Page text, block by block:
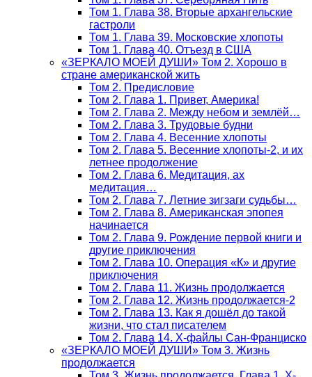
Том 1. Глава 38. Вторые архангельские
гастроли
Том 1. Глава 39. Московские хлопоты
Том 1. Глава 40. Отъезд в США
«ЗЕРКАЛО МОЕЙ ДУШИ» Том 2. Хорошо в
стране американской жить
Том 2. Предисловие
Том 2. Глава 1. Привет, Америка!
Том 2. Глава 2. Между небом и землёй…
Том 2. Глава 3. Трудовые будни
Том 2. Глава 4. Весенние хлопоты
Том 2. Глава 5. Весенние хлопоты-2, и их
летнее продолжение
Том 2. Глава 6. Медитация, ах
медитация…
Том 2. Глава 7. Летние зигзаги судьбы…
Том 2. Глава 8. Американская эпопея
начинается
Том 2. Глава 9. Рождение первой книги и
другие приключения
Том 2. Глава 10. Операция «К» и другие
приключения
Том 2. Глава 11. Жизнь продолжается
Том 2. Глава 12. Жизнь продолжается-2
Том 2. Глава 13. Как я дошёл до такой
жизни, что стал писателем
Том 2. Глава 14. Х-файлы Сан-Франциско
«ЗЕРКАЛО МОЕЙ ДУШИ» Том 3. Жизнь
продолжается